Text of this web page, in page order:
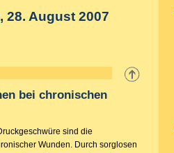
28. August 2007
bei chronischen
sind die
Wunden. Durch sorglosen